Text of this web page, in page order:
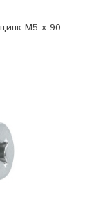
М5 х 90